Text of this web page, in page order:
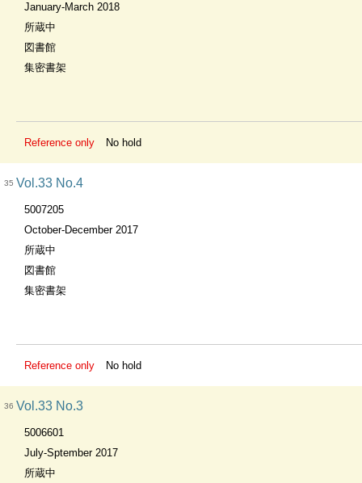
January-March 2018
所蔵中
図書館
集密書架
Reference only No hold
35 Vol.33 No.4
5007205
October-December 2017
所蔵中
図書館
集密書架
Reference only No hold
36 Vol.33 No.3
5006601
July-Sptember 2017
所蔵中